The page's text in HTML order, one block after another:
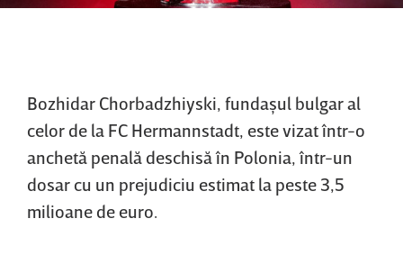
Bozhidar Chorbadzhiyski, fundaşul bulgar al
celor de la FC Hermannstadt, este vizat într-o
anchetă penală deschisă în Polonia, într-un
dosar cu un prejudiciu estimat la peste 3,5
milioane de euro.